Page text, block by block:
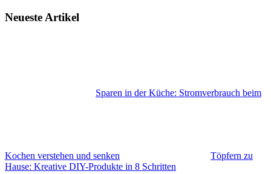
Neueste Artikel
Sparen in der Küche: Stromverbrauch beim
Kochen verstehen und senken
Töpfern zu
Hause: Kreative DIY-Produkte in 8 Schritten